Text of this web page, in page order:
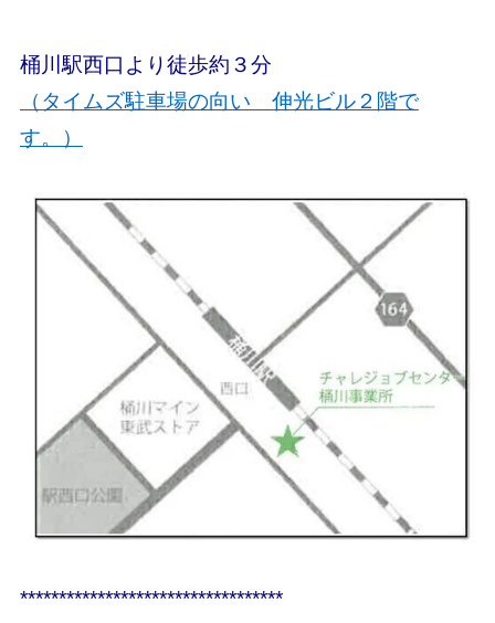
桶川駅西口より徒歩約３分
（タイムズ駐車場の向い 伸光ビル２階で
す。）
**********************************